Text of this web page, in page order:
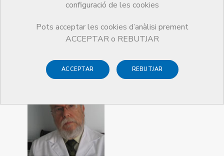
configuració de les cookies
Pots acceptar les cookies d’anàlisi prement
ACCEPTAR o REBUTJAR
ACCEPTAR REBUTJAR
Guardonat Edició 2008